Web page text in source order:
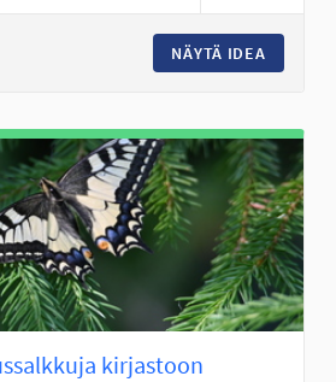
NÄYTÄ IDEA
kirjastoon